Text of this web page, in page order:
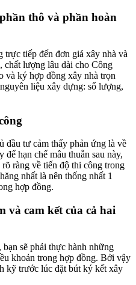
thô và phần hoàn
tiếp đến đơn giá xây nhà và
chất lượng lâu dài cho Công
và ký hợp đồng xây nhà trọn
liệu xây dựng: số lượng,
đầu tư cảm thấy phản ứng là về
hạn chế mâu thuẫn sau này,
ràng về tiến độ thi công trong
nhất là nên thống nhất 1
hợp đồng.
và cam kết của cả hai
sẽ phải thực hành những
khoản trong hợp đồng. Bởi vậy
kỹ trước lúc đặt bút ký kết xây